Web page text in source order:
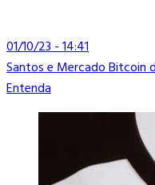
01/10/23 - 14:41
Santos e Mercado Bitcoin
Entenda